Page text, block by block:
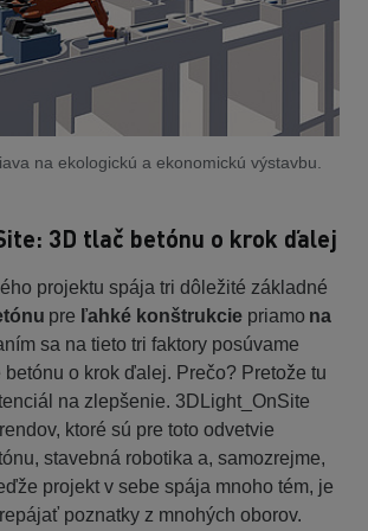
na ekologickú a ekonomickú výstavbu.
3D tlač betónu o krok ďalej
projektu spája tri dôležité základné
pre ľahké konštrukcie priamo na
sa na tieto tri faktory posúvame
o krok ďalej. Prečo? Pretože tu
na zlepšenie. 3DLight_OnSite
ktoré sú pre toto odvetvie
stavebná robotika a, samozrejme,
projekt v sebe spája mnoho tém, je
poznatky z mnohých oborov.